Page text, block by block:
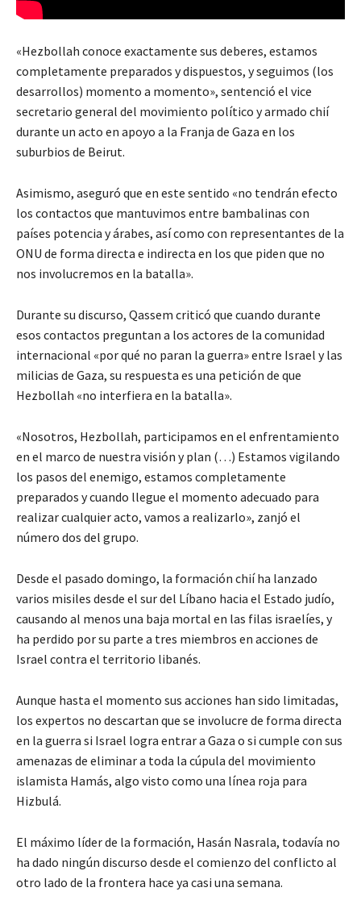
«Hezbollah conoce exactamente sus deberes, estamos
completamente preparados y dispuestos, y seguimos (los
desarrollos) momento a momento», sentenció el vice
secretario general del movimiento político y armado chií
durante un acto en apoyo a la Franja de Gaza en los
suburbios de Beirut.
Asimismo, aseguró que en este sentido «no tendrán efecto
los contactos que mantuvimos entre bambalinas con
países potencia y árabes, así como con representantes de la
ONU de forma directa e indirecta en los que piden que no
nos involucremos en la batalla».
Durante su discurso, Qassem criticó que cuando durante
esos contactos preguntan a los actores de la comunidad
internacional «por qué no paran la guerra» entre Israel y las
milicias de Gaza, su respuesta es una petición de que
Hezbollah «no interfiera en la batalla».
«Nosotros, Hezbollah, participamos en el enfrentamiento
en el marco de nuestra visión y plan (…) Estamos vigilando
los pasos del enemigo, estamos completamente
preparados y cuando llegue el momento adecuado para
realizar cualquier acto, vamos a realizarlo», zanjó el
número dos del grupo.
Desde el pasado domingo, la formación chií ha lanzado
varios misiles desde el sur del Líbano hacia el Estado judío,
causando al menos una baja mortal en las filas israelíes, y
ha perdido por su parte a tres miembros en acciones de
Israel contra el territorio libanés.
Aunque hasta el momento sus acciones han sido limitadas,
los expertos no descartan que se involucre de forma directa
en la guerra si Israel logra entrar a Gaza o si cumple con sus
amenazas de eliminar a toda la cúpula del movimiento
islamista Hamás, algo visto como una línea roja para
Hizbulá.
El máximo líder de la formación, Hasán Nasrala, todavía no
ha dado ningún discurso desde el comienzo del conflicto al
otro lado de la frontera hace ya casi una semana.